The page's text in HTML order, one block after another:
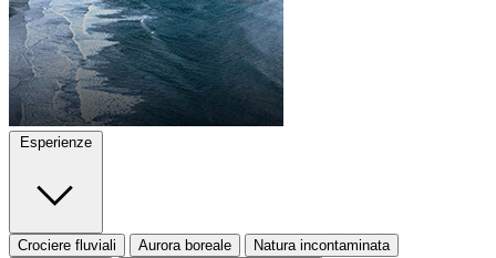
Esperienze
Crociere fluviali Aurora boreale
Natura incontaminata